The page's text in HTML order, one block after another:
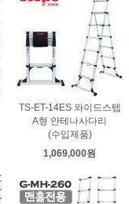
TS-ET-14ES 와이드스텝
A형 안테나사다리
(수입제품)
1,069,000원